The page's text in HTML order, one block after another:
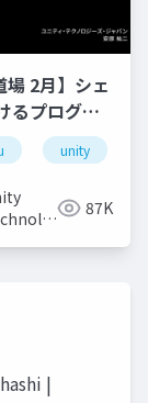
場 2月】シェ
るプログラ
unity
87K
|